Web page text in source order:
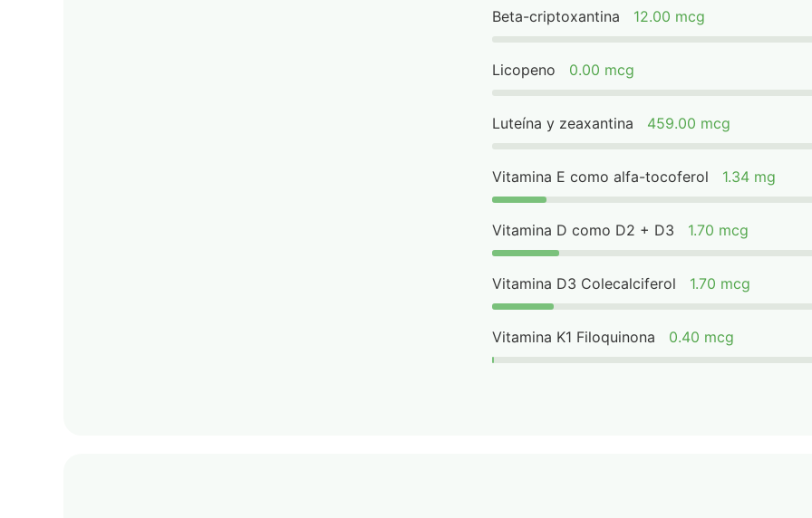
Beta-criptoxantina 12.00 mcg
Licopeno 0.00 mcg
Luteína y zeaxantina 459.00 mcg
Vitamina E como alfa-tocoferol 1.34 mg
Vitamina D como D2 + D3 1.70 mcg
Vitamina D3 Colecalciferol 1.70 mcg
Vitamina K1 Filoquinona 0.40 mcg